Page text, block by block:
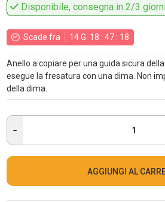
Disponibile, consegna in 2/3
Scade fra 14G. 18 : 47: 17
Anello a copiare per una guida sicura
esegue la fresatura con una dima. Non
della dima.
AGGIUNGI AL